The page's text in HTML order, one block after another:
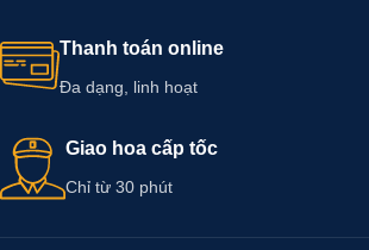
Thanh toán online
Đa dạng, linh hoạt
Giao hoa cấp tốc
Chỉ từ 30 phút